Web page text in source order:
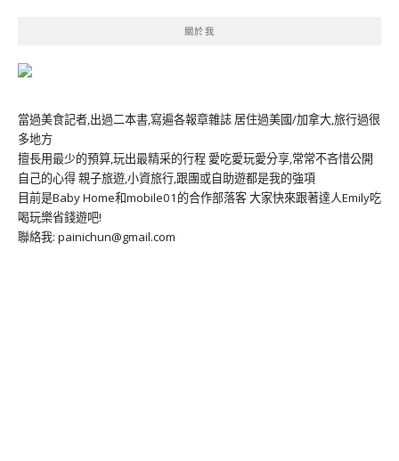
關於我
當過美食記者,出過二本書,寫遍各報章雜誌 居住過美國/加拿大,旅行過很
多地方
擅長用最少的預算,玩出最精采的行程 愛吃愛玩愛分享,常常不吝惜公開
自己的心得 親子旅遊,小資旅行,跟團或自助遊都是我的強項
目前是Baby Home和mobile01的合作部落客 大家快來跟著達人Emily吃
喝玩樂省錢遊吧!
聯絡我: painichun@gmail.com